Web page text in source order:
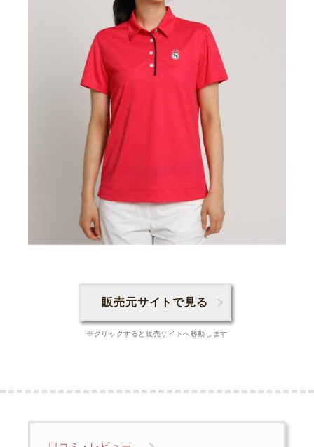
販売元サイトで見る
※クリックすると販売サイトへ移動します